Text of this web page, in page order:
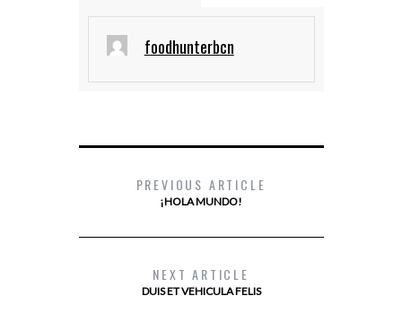
foodhunterbcn
PREVIOUS ARTICLE
¡HOLA MUNDO!
NEXT ARTICLE
DUIS ET VEHICULA FELIS